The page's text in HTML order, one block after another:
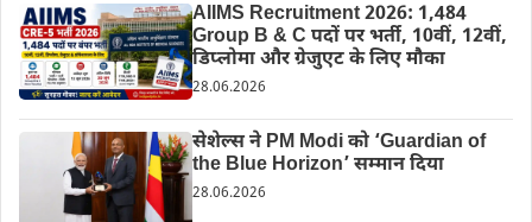
AIIMS Recruitment 2026: 1,484
Group B & C पदों पर भर्ती, 10वीं, 12वीं,
डिप्लोमा और ग्रेजुएट के लिए मौका
28.06.2026
सेशेल्स ने PM Modi को ‘Guardian of
the Blue Horizon’ सम्मान दिया
28.06.2026